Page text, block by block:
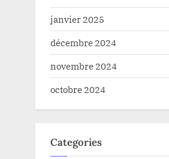
janvier 2025
décembre 2024
novembre 2024
octobre 2024
Categories